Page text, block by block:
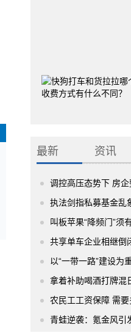
最新 资讯
调控高压态势下 房
执法剑指私募基金乱
叫板苹果“降频门”须
共享单车企业相继倒
以“一带一路”建设为
拿着补助喝酒打牌混
农民工工资保障 需
青蛙逆袭：氪金风引